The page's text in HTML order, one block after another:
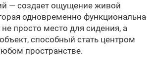
— создает ощущение живой
одновременно функциональна
просто место для сидения, а
способный стать центром
пространстве.